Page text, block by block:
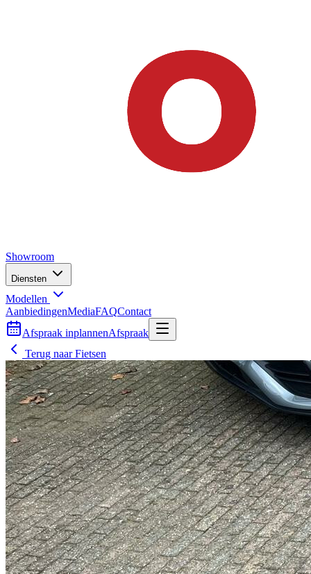
Showroom
Diensten
Modellen
AanbiedingenMediaFAQContact
Afspraak inplannenAfspraak
Terug naarFietsen